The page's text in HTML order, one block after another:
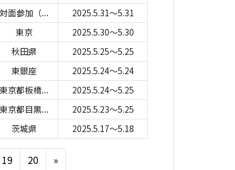
対面参加（...
2025.5.31～5.31
東京
2025.5.30～5.30
秋田県
2025.5.25～5.25
東銀座
2025.5.24～5.24
東京都板橋...
2025.5.24～5.25
東京都目黒...
2025.5.23～5.25
茨城県 2025.5.17～5.18
19 20 »